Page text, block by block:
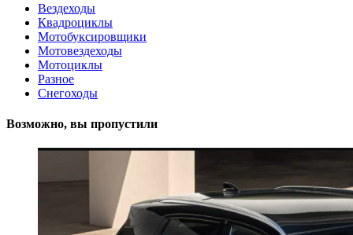
Вездеходы
Квадроциклы
Мотобуксировщики
Мотовездеходы
Мотоциклы
Разное
Снегоходы
Возможно, вы пропустили